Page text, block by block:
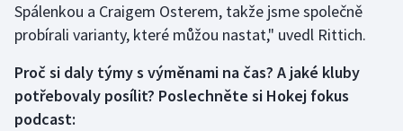
Lezení
Lyže a snowboard
Moderní pětiboj
Spálenkou a Craigem Osterem, takže jsme společně
probírali varianty, které můžou nastat," uvedl Rittich.
Proč si daly týmy s výměnami na čas? A jaké kluby
potřebovaly posílit? Poslechněte si Hokej fokus
podcast: